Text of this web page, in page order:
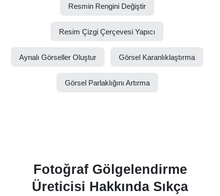
Resmin Rengini Değiştir
Resim Çizgi Çerçevesi Yapıcı
Aynalı Görseller Oluştur Görsel Karanlıklaştırma
Görsel Parlaklığını Artırma
Fotoğraf Gölgelendirme
Üreticisi Hakkında Sıkça